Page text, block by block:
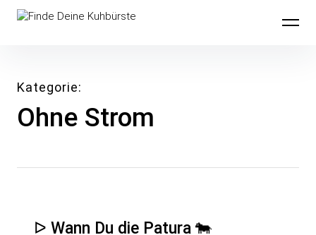
Inhalte
überspringen
Finde Deine Kuhbürste
Kategorie
Ohne Strom
ᐅ Wann Du die Patura 🐄